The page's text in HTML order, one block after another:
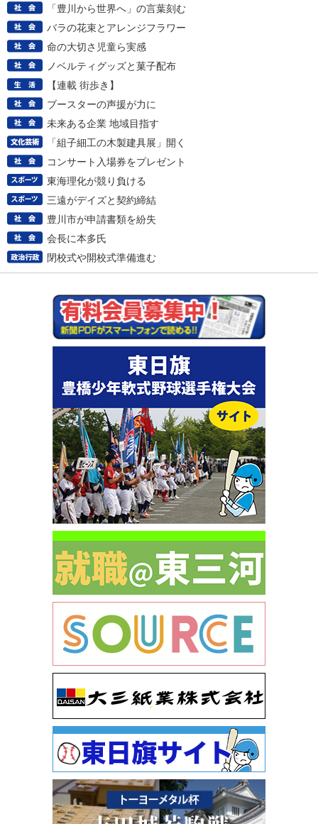
「豊川から世界へ」の言葉刻む
バラの花束とアレンジフラワー
命の大切さ児童ら実感
ノベルティグッズと菓子配布
【連載 街歩き】
ブースターの声援が力に
未来ある企業 地域目指す
「組子細工の木製建具展」開く
コンサート入場券をプレゼント
東海理化が競り負ける
三遠がデイズと契約締結
豊川市が申請書類を紛失
会長に本多氏
閉校式や開校式準備進む